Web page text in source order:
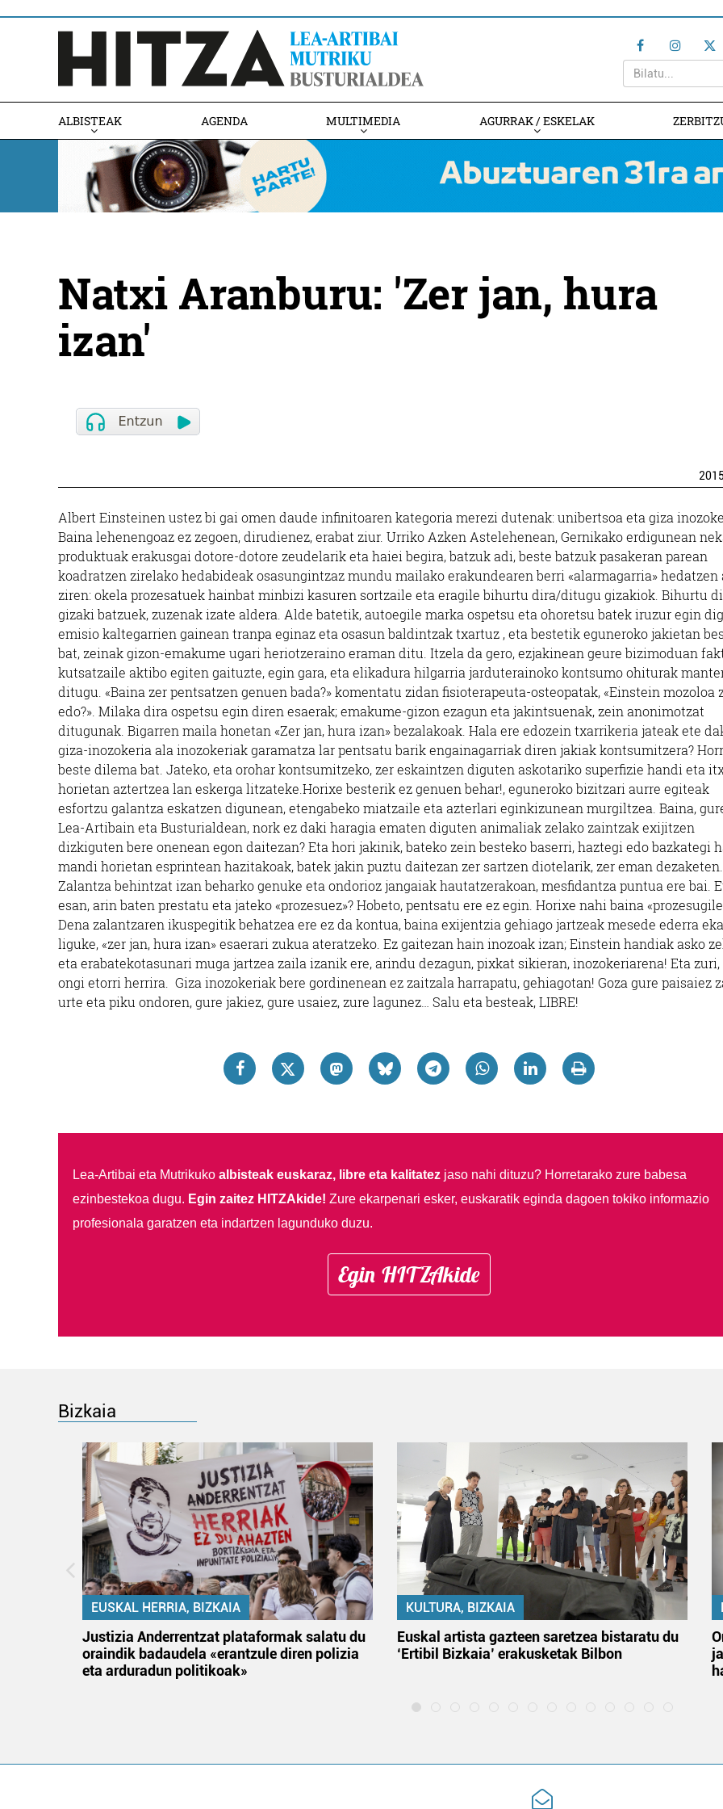
ALBISTEAK AGENDA MULTIMEDIA AGURRAK / ESKELAK
Natxi Aranburu: 'Zer jan, hura
izan'
2015
Albert Einsteinen ustez bi gai omen daude infinitoaren kategoria merezi dutenak: unibertsoa eta giza
Baina lehenengoaz ez zegoen, dirudienez, erabat ziur. Urriko Azken Astelehenean, Gernikako erdigunean
produktuak erakusgai dotore-dotore zeudelarik eta haiei begira, batzuk adi, beste batzuk pasakeran parean
koadratzen zirelako hedabideak osasungintzaz mundu mailako erakundearen berri «alarmagarria» hedatzen
ziren: okela prozesatuek hainbat minbizi kasuren sortzaile eta eragile bihurtu dira/ditugu gizakiok. Bihurtu
gizaki batzuek, zuzenak izate aldera. Alde batetik, autoegile marka ospetsu eta ohoretsu batek iruzur egin
emisio kaltegarrien gainean tranpa eginaz eta osasun baldintzak txartuz , eta bestetik eguneroko jakietan
bat, zeinak gizon-emakume ugari heriotzeraino eraman ditu. Itzela da gero, ezjakinean geure bizimoduan
kutsatzaile aktibo egiten gaituzte, egin gara, eta elikadura hilgarria jarduterainoko kontsumo ohiturak
ditugu. «Baina zer pentsatzen genuen bada?» komentatu zidan fisioterapeuta-osteopatak, «Einstein mozoloa
edo?». Milaka dira ospetsu egin diren esaerak; emakume-gizon ezagun eta jakintsuenak, zein anonimotzat
ditugunak. Bigarren maila honetan «Zer jan, hura izan» bezalakoak. Hala ere edozein txarrikeria jateak ete
giza-inozokeria ala inozokeriak garamatza lar pentsatu barik engainagarriak diren jakiak kontsumitzera?
beste dilema bat. Jateko, eta orohar kontsumitzeko, zer eskaintzen diguten askotariko superfizie handi eta
horietan aztertzea lan eskerga litzateke.Horixe besterik ez genuen behar!, eguneroko bizitzari aurre egiteak
esfortzu galantza eskatzen digunean, etengabeko miatzaile eta azterlari eginkizunean murgiltzea. Baina,
Lea-Artibain eta Busturialdean, nork ez daki haragia ematen diguten animaliak zelako zaintzak exijitzen
dizkiguten bere onenean egon daitezan? Eta hori jakinik, bateko zein besteko baserri, haztegi edo bazkategi
mandi horietan esprintean hazitakoak, batek jakin puztu daitezan zer sartzen diotelarik, zer eman dezaketen.
Zalantza behintzat izan beharko genuke eta ondorioz jangaiak hautatzerakoan, mesfidantza puntua ere bai.
esan, arin baten prestatu eta jateko «prozesuez»? Hobeto, pentsatu ere ez egin. Horixe nahi baina
Dena zalantzaren ikuspegitik behatzea ere ez da kontua, baina exijentzia gehiago jartzeak mesede ederra
liguke, «zer jan, hura izan» esaerari zukua ateratzeko. Ez gaitezan hain inozoak izan; Einstein handiak asko
eta erabatekotasunari muga jartzea zaila izanik ere, arindu dezagun, pixkat sikieran, inozokeriarena! Eta zuri,
ongi etorri herrira. Giza inozokeriak bere gordinenean ez zaitzala harrapatu, gehiagotan! Goza gure paisaiez
urte eta piku ondoren, gure jakiez, gure usaiez, zure lagunez… Salu eta besteak, LIBRE!
Lea-Artibai eta Mutrikuko albisteak euskaraz, libre eta kalitatezjaso nahi dituzu? Horretarako zure babesa
ezinbestekoa dugu. Egin zaitez HITZAkide! Zure ekarpenari esker, euskaratik eginda dagoen tokiko informazio
profesionala garatzen eta indartzen lagunduko duzu.
Egin HITZAkide
Bizkaia
EUSKAL HERRIA, BIZKAIA
Justizia Anderrentzat plataformak salatu du
oraindik badaudela «erantzule diren polizia
eta arduradun politikoak»
KULTURA, BIZKAIA
Euskal artista gazteen saretzea bistaratu du
‘Ertibil Bizkaia’ erakusketak Bilbon